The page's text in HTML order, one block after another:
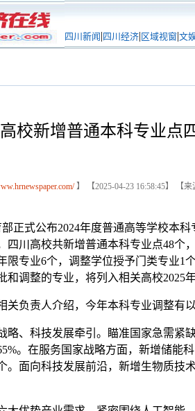
四川新闻 | 四川经济| 区域视窗|文
校新增普通本科专业点
】 【2025-04-23 16:58:45】 【
式公布2024年度普通高等学校本科
四川高校共新增普通本科专业点48个
限专业6个，调整学位授予门类专业1
和调整的专业，将列入相关高校2025
负责人介绍，今年本科专业调整有
、科技发展牵引。瞄准国家急需紧
。在服务国家战略方面，新增储能
。面向科技发展前沿，新增生物质技